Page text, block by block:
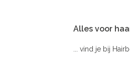
Alles voor
... vind je bij